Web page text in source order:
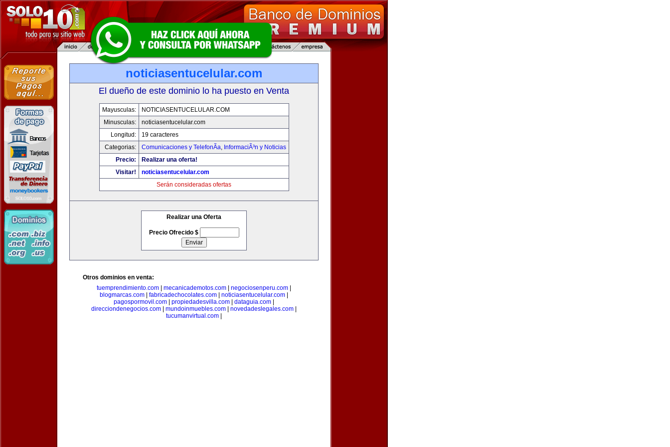
noticiasentucelular.com
El dueño de este dominio lo ha puesto en Venta
Mayusculas:
NOTICIASENTUCELULAR.COM
Minusculas:
noticiasentucelular.com
Longitud:
19 caracteres
Categorias:
Comunicaciones y TelefonÃ­a, InformaciÃ³n y Noticias
Precio:
Realizar una oferta!
Visitar!
noticiasentucelular.com
Serán consideradas ofertas
Realizar una Oferta
Precio Ofrecido $
Otros dominios en venta:
tuemprendimiento.com
mecanicademotos.com negociosenperu.com
blogmarcas.com
fabricadechocolates.com noticiasentucelular.com
pagospormovil.com
propiedadesvilla.com dataguia.com
direcciondenegocios.com
mundoinmuebles.com novedadeslegales.com
tucumanvirtual.com